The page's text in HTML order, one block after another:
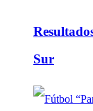
Sur